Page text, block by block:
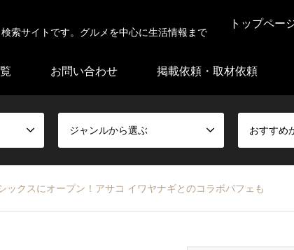
索サイトです。グルメを中心に生活情報まで
トップペー
お問い合わせ 掲載依頼・取材依頼
ジャンルから選ぶ おすすめ
クスにオープン！アサコ イワヤナギとのコラボパフェも